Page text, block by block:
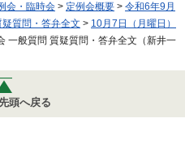
会・臨時会 > 定例会概要 > 令和6年9月
質問・答弁全文 > 10月7日（月曜日）
一般質問 質疑質問・答弁全文（新井一
頭へ戻る